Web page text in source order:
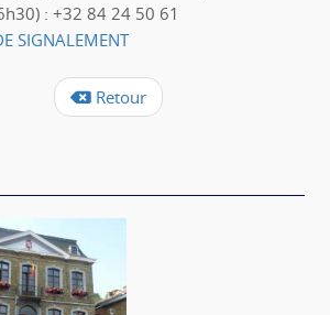
: +32 84 24 50 61
SIGNALEMENT
Retour